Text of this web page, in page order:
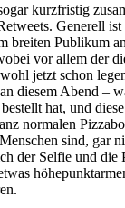
kurzfristig
Generell
breiten Publikum
vor allem der
jetzt schon
diesem Abend –
hat, und
normalen
sind, gar
der Selfie und